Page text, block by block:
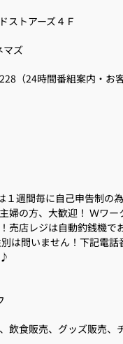
ストアーズ４Ｆ
マズ
（24時間番組案内・お
週間毎に自己申告制の
婦の方、大歓迎！ Ｗワ
売店レジは自動釣銭機で
は問いません！下記電
飲食販売、グッズ販売、